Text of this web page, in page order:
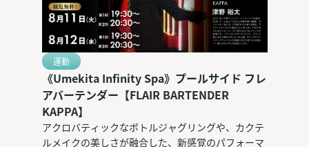
運動
《Umekita Infinity Spa》プールサイド フレ
アバーテンダー【FLAIR BARTENDER
KAPPA】
アクロバティックなボトルジャグリングや、カクテ
ルメイクの美しさが融合した、新感覚のパフォーマ